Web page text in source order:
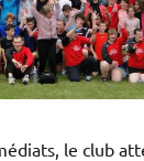
le club